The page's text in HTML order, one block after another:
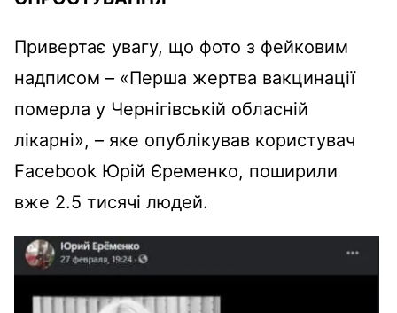
Привертає увагу, що фото з фейковим
надписом – «Перша жертва вакцинації
померла у Чернігівській обласній
лікарні», – яке опублікував користувач
Facebook Юрій Єременко, поширили
вже 2.5 тисячі людей.